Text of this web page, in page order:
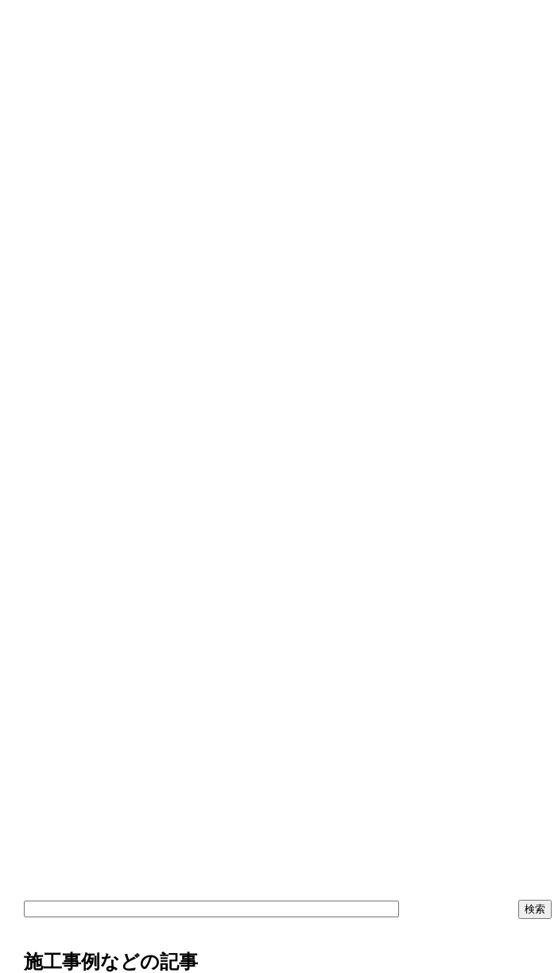
施工事例などの記事